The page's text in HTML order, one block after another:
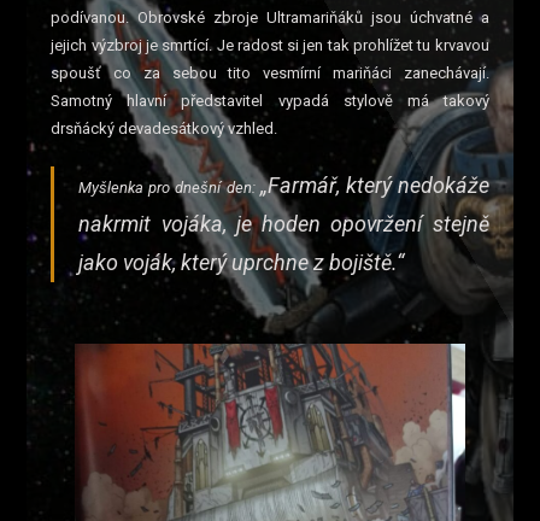
podívanou. Obrovské zbroje Ultramariňáků jsou úchvatné a
jejich výzbroj je smrtící. Je radost si jen tak prohlížet tu krvavou
spoušť co za sebou tito vesmírní mariňáci zanechávají.
Samotný hlavní představitel vypadá stylově má takový
drsňácký devadesátkový vzhled.
Myšlenka pro dnešní den: „Farmář, který nedokáže
nakrmit vojáka, je hoden opovržení stejně
jako voják, který uprchne z bojiště.“